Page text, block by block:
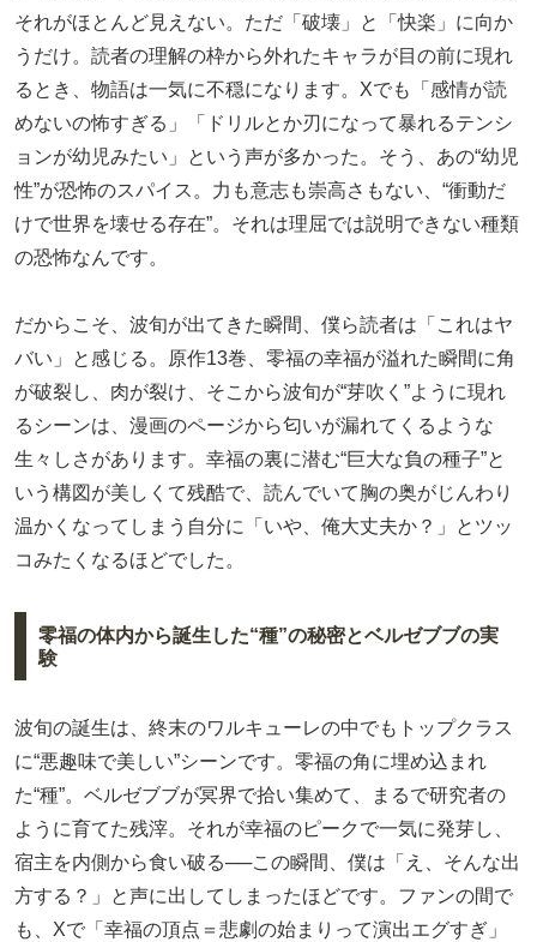
それがほとんど見えない。ただ「破壊」と「快楽」に向か
うだけ。読者の理解の枠から外れたキャラが目の前に現れ
るとき、物語は一気に不穏になります。Xでも「感情が読
めないの怖すぎる」「ドリルとか刃になって暴れるテンシ
ョンが幼児みたい」という声が多かった。そう、あの“幼児
性”が恐怖のスパイス。力も意志も崇高さもない、“衝動だ
けで世界を壊せる存在”。それは理屈では説明できない種類
の恐怖なんです。
だからこそ、波旬が出てきた瞬間、僕ら読者は「これはヤ
バい」と感じる。原作13巻、零福の幸福が溢れた瞬間に角
が破裂し、肉が裂け、そこから波旬が“芽吹く”ように現れ
るシーンは、漫画のページから匂いが漏れてくるような
生々しさがあります。幸福の裏に潜む“巨大な負の種子”と
いう構図が美しくて残酷で、読んでいて胸の奥がじんわり
温かくなってしまう自分に「いや、俺大丈夫か？」とツッ
コみたくなるほどでした。
零福の体内から誕生した“種”の秘密とベルゼブブの実
験
波旬の誕生は、終末のワルキューレの中でもトップクラス
に“悪趣味で美しい”シーンです。零福の角に埋め込まれ
た“種”。ベルゼブブが冥界で拾い集めて、まるで研究者の
ように育てた残滓。それが幸福のピークで一気に発芽し、
宿主を内側から食い破る──この瞬間、僕は「え、そんな出
方する？」と声に出してしまったほどです。ファンの間で
も、Xで「幸福の頂点＝悲劇の始まりって演出エグすぎ」